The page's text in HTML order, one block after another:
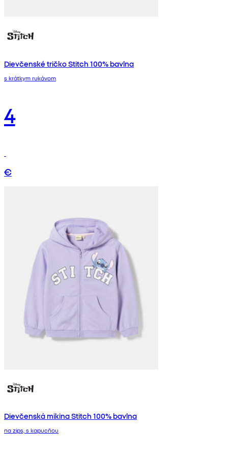
Dievčenské tričko Stitch 100% bavlna
s krátkym rukávom
4
€
Dievčenská mikina Stitch 100% bavlna
na zips, s kapucňou